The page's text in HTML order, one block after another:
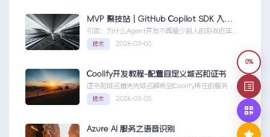
0%
MVP 聚技站｜GitHub Copilot SDK 入门：五分钟构建你的第一个 AI Agent
引言：为什么Agent开发不再是少数人的游戏近年
来，随着人工智能技术的快速发展，AIAgen...MVP
聚技站｜GitHubCopilotSDK入门：五分钟构建你的
技术 2026-03-05
Coolify开发教程-配置自定义域名和证书
证书和域名首先先域名解析到Coolify所在的服务
器，然后获取你的证书NGINX版本的，这里就不
赘...Coolify开发教程-配置自定义域名和证书
技术 2026-03-05
Azure AI 服务之语音识别